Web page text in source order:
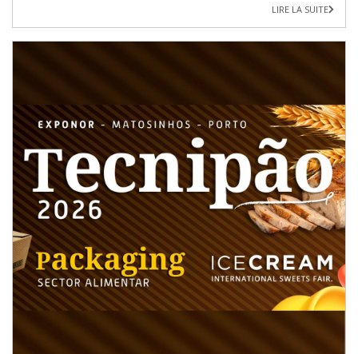
LIRE LA SUITE